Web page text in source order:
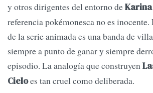
y otros dirigentes del entorno de
referencia pokémonesca no es
de la serie animada es una banda de
siempre a punto de ganar y siempre
episodio. La analogía que construyen
Cieloes tan cruel como deliberada.